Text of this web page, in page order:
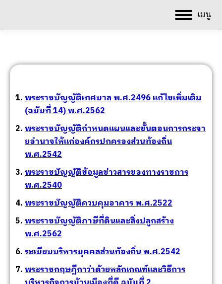
เมนู
พระราชบัญญัติเทศบาล พ.ศ.2496 แก้ไขเพิ่มเติม
(ฉบับที่ 14) พ.ศ.2562
พระราชบัญญัติกําหนดแผนและขั้นตอนการกระจา
ยอํานาจให้แก่องค์กรปกครองส่วนท้องถิ่น
พ.ศ.2542
พระราชบัญญัติข้อมูลข่าวสารของทางราชการ
พ.ศ.2540
พระราชบัญญัติควบคุมอาคาร พ.ศ.2522
พระราชบัญญัติภาษีที่ดินและสิ่งปลูกสร้าง
พ.ศ.2562
ระเบียบบริหารบุคคลส่วนท้องถิ่น พ.ศ.2542
พระราชกฤษฎีกาว่าด้วยหลักเกณฑ์และวิธีการ